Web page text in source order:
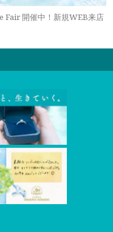
Fair 開催中！新規WEB来店